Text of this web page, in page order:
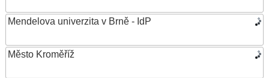
Mendelova univerzita v Brně - IdP
Město Kroměříž